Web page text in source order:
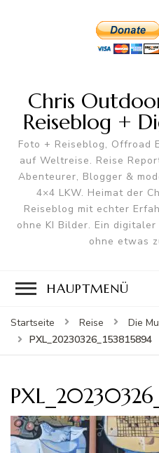
Chris
Reiseblog +
Foto + Reiseblog, Offroad
auf Weltreise. Reise
Abenteurer, Blogger &
4×4 LKW. Heimat der
Reiseblog mit echter
ohne KI Bilder. Ein
ohne etwas
HAUPTMENÜ
Startseite Reise
Die
PXL_20230326_153815894